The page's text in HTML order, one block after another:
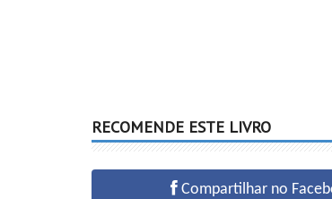
RECOMENDE ESTE LIVRO
Compartilhar no